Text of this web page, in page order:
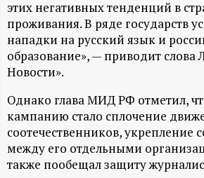
о
р
а
ц
этих негативных тенденций в
проживания. В ряде государств
нападки на русский язык и
образование», — приводит слова
Новости».
Однако глава МИД РФ отметил,
кампанию стало сплочение
соотечественников, укрепление
между его отдельными
также пообещал защиту